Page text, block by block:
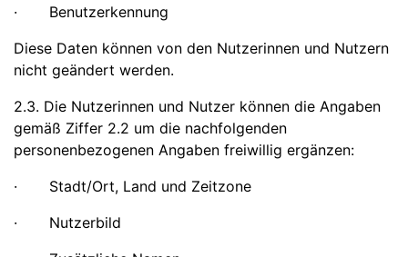
· Benutzerkennung
Diese Daten können von den Nutzerinnen und Nutzern
nicht geändert werden.
2.3. Die Nutzerinnen und Nutzer können die Angaben
gemäß Ziffer 2.2 um die nachfolgenden
personenbezogenen Angaben freiwillig ergänzen:
· Stadt/Ort, Land und Zeitzone
· Nutzerbild